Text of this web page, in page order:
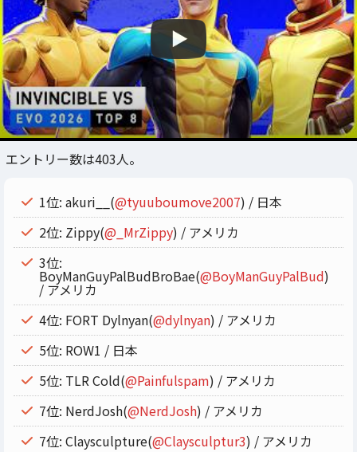
エントリー数は403人。
1位: akuri__(@tyuuboumove2007) / 日本
2位: Zippy(@_MrZippy) / アメリカ
3位:
BoyManGuyPalBudBroBae(@BoyManGuyPalBud)
/ アメリカ
4位: FORT Dylnyan(@dylnyan) / アメリカ
5位: ROW1 / 日本
5位: TLR Cold(@Painfulspam) / アメリカ
7位: NerdJosh(@NerdJosh) / アメリカ
7位: Claysculpture(@Claysculptur3) / アメリカ